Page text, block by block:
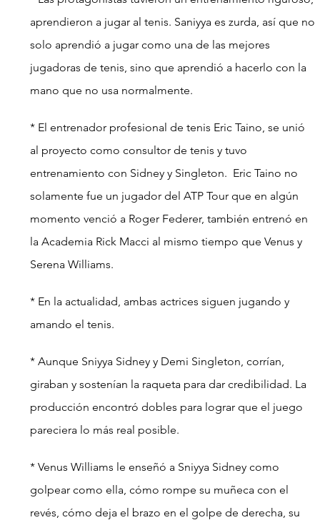
aprendieron a jugar al tenis. Saniyya es zurda, así que no
solo aprendió a jugar como una de las mejores
jugadoras de tenis, sino que aprendió a hacerlo con la
mano que no usa normalmente.
* El entrenador profesional de tenis Eric Taino, se unió
al proyecto como consultor de tenis y tuvo
entrenamiento con Sidney y Singleton.  Eric Taino no
solamente fue un jugador del ATP Tour que en algún
momento venció a Roger Federer, también entrenó en
la Academia Rick Macci al mismo tiempo que Venus y
Serena Williams.
* En la actualidad, ambas actrices siguen jugando y
amando el tenis.
* Aunque Sniyya Sidney y Demi Singleton, corrían,
giraban y sostenían la raqueta para dar credibilidad. La
producción encontró dobles para lograr que el juego
pareciera lo más real posible.
* Venus Williams le enseñó a Sniyya Sidney como
golpear como ella, cómo rompe su muñeca con el
revés, cómo deja el brazo en el golpe de derecha, su